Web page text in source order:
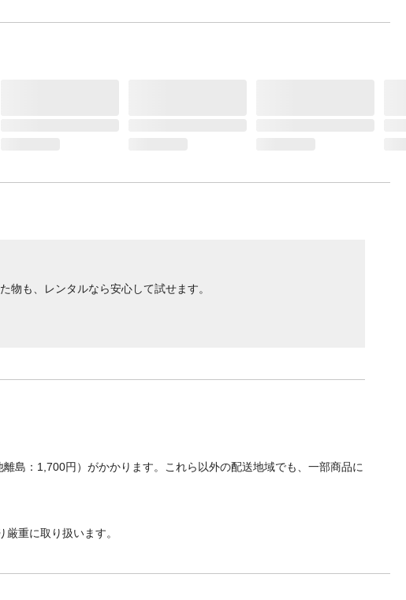
物も、レンタルなら安心して試せます。
島：1,700円）がかかります。これら以外の配送地域でも、一部商品に
重に取り扱います。